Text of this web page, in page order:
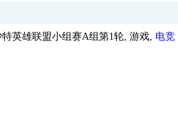
英雄联盟小组赛A组第1轮, 游戏, 电竞